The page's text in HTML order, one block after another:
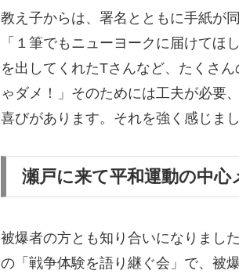
教え子からは、署名とともに手紙が
「１筆でもニューヨークに届けて
を出してくれたTさんなど、たくさ
ゃダメ！」そのためには工夫が必要
喜びがあります。それを強く感じまし
瀬戸に来て平和運動の中
被爆者の方とも知り合いになりまし
の「戦争体験を語り継ぐ会」で、被